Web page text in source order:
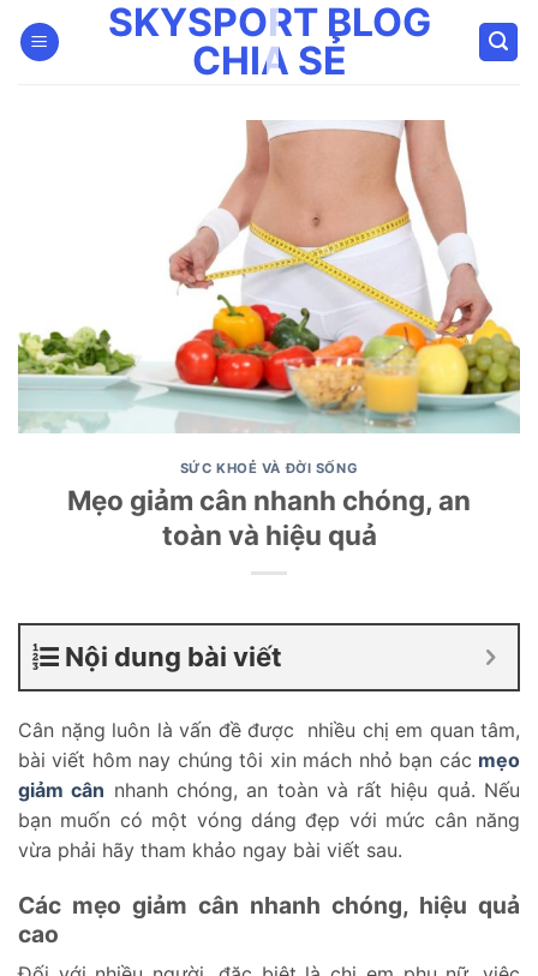
qua
SKYSPORT BLOG
CHIA SẺ
SỨC KHOẺ VÀ ĐỜI SỐNG
Mẹo giảm cân nhanh chóng, an
toàn và hiệu quả
Nội dung bài viết
Cân nặng luôn là vấn đề được nhiều chị em quan tâm,
bài viết hôm nay chúng tôi xin mách nhỏ bạn các mẹo
giảm cân nhanh chóng, an toàn và rất hiệu quả. Nếu
bạn muốn có một vóng dáng đẹp với mức cân năng
vừa phải hãy tham khảo ngay bài viết sau.
Các mẹo giảm cân nhanh chóng, hiệu quả
cao